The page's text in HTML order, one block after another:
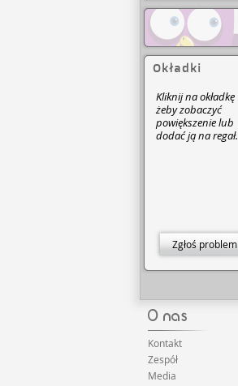
Okładki
Kliknij na okładkę
żeby zobaczyć
powiększenie lub
dodać ją na regał.
Zgłoś problem
Kontakt
Zespół
Media